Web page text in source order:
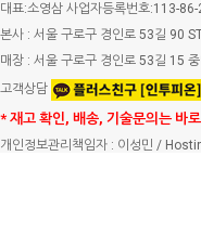
대표:소영삼 사업자등록번호:113-
본사 : 서울 구로구 경인로 53길 90
매장 : 서울 구로구 경인로 53길 15
고객상담
* 재고 확인, 배송, 기술문의는 바
개인정보관리책임자 : 이성민 /